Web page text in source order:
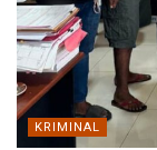
KRIMINAL